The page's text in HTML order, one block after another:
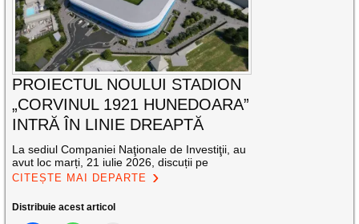
PROIECTUL NOULUI STADION
„CORVINUL 1921 HUNEDOARA”
INTRĂ ÎN LINIE DREAPTĂ
La sediul Companiei Naţionale de Investiţii, au
avut loc marți, 21 iulie 2026, discuții pe
CITEȘTE MAI DEPARTE
Distribuie acest articol